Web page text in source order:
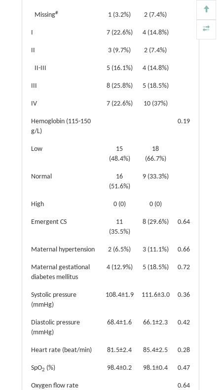
Missing# 1 (3.2%) 2 (7.4%)
I 7 (22.6%) 4 (14.8%)
II 3 (9.7%) 2 (7.4%)
II-III 5 (16.1%) 4 (14.8%)
III 8 (25.8%) 5 (18.5%)
IV 7 (22.6%) 10 (37%)
Hemoglobin (115-150
g/L)
0.19
Low
15
(48.4%)
18
(66.7%)
Normal
16
(51.6%)
9 (33.3%)
High 0 (0) 0 (0)
Emergent CS
11
(35.5%)
8 (29.6%) 0.64
Maternal hypertension 2 (6.5%) 3 (11.1%) 0.66
Maternal gestational
diabetes mellitus
4 (12.9%) 5 (18.5%) 0.72
Systolic pressure
(mmHg)
108.4±1.9 111.6±3.0 0.36
Diastolic pressure
(mmHg)
68.4±1.6 66.1±2.3 0.42
Heart rate (beat/min) 81.5±2.4 85.4±2.5 0.28
SpO2 (%) 98.4±0.2 98.1±0.4 0.47
Oxygen flow rate
0.64